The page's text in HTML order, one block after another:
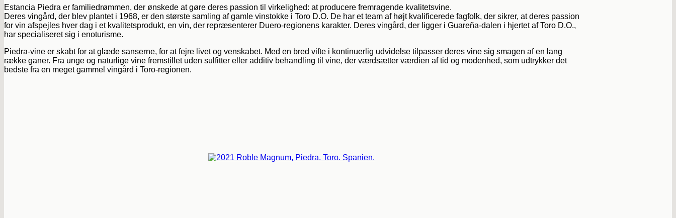
Estancia Piedra er familiedrømmen, der ønskede at gøre deres passion til virkelighed: at producere fremragende kvalitetsvine.
Deres vingård, der blev plantet i 1968, er den største samling af gamle vinstokke i Toro D.O. De har et team af højt kvalificerede fagfolk, der sikrer, at deres passion
for vin afspejles hver dag i et kvalitetsprodukt, en vin, der repræsenterer Duero-regionens karakter. Deres vingård, der ligger i Guareña-dalen i hjertet af Toro D.O.,
har specialiseret sig i enoturisme.
Piedra-vine er skabt for at glæde sanserne, for at fejre livet og venskabet. Med en bred vifte i kontinuerlig udvidelse tilpasser deres vine sig smagen af en lang
række ganer. Fra unge og naturlige vine fremstillet uden sulfitter eller additiv behandling til vine, der værdsætter værdien af tid og modenhed, som udtrykker det
bedste fra en meget gammel vingård i Toro-regionen.